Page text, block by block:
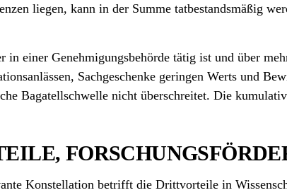
liegen, kann in der Summe tatbestands­mäßig
in einer Genehmigungs­behörde tätig ist und über
Sachgeschenke geringen Werts und
Bagatell­schwelle nicht überschreitet. Die
Konstellation betrifft die Drittvorteile in